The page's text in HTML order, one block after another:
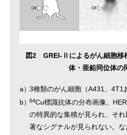
図2 GREI-Ⅱによるがん細胞移
体・亜鉛同位体の
a）3種類のがん細胞（A431、4T1
b）64Cu標識抗体の分布画像。
の特異的な集積が見られ、そ
著なシグナルが見られない。